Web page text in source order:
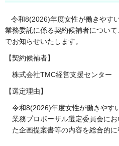
令和8(2026)年度女性が働きやす
業務委託に係る契約候補者につい
でお知らせいたします。
【契約候補者】
株式会社TMC経営支援センター
【選定理由】
令和8(2026)年度女性が働きやす
業務プロポーザル選定委員会に
た企画提案書等の内容を総合的に